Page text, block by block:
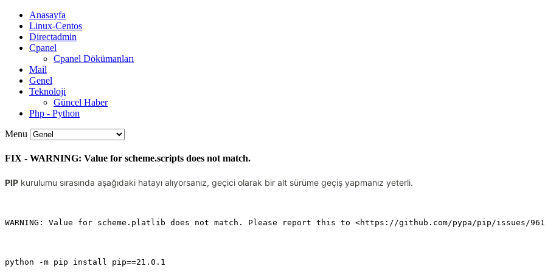
Anasayfa
Linux-Centos
Directadmin
Cpanel
Cpanel Dökümanları
Mail
Genel
Teknoloji
Güncel Haber
Php - Python
Menu
FIX - WARNING: Value for scheme.scripts does not match.
PIP kurulumu sırasında aşağıdaki hatayı alıyorsanız, geçici olarak bir alt sürüme geçiş yapmanız yeterli.
WARNING: Value for scheme.platlib does not match. Please report this to <https://github.com/pypa/pip/issues/
python -m pip install pip==21.0.1